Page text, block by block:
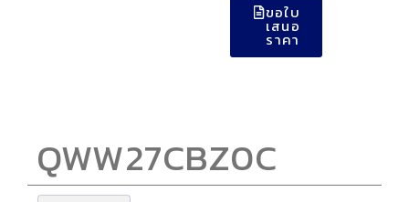
ขอใบ
เสนอ
ราคา
QWW27CBZ0C